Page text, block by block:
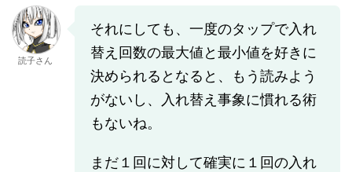
読子さん
それにしても、一度のタップで入れ
替え回数の最大値と最小値を好きに
決められるとなると、もう読みよう
がないし、入れ替え事象に慣れる術
もないね。
まだ１回に対して確実に１回の入れ